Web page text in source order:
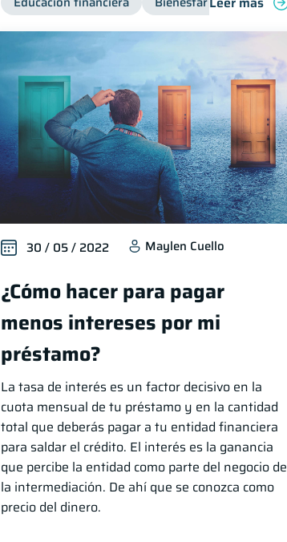
30 / 05 / 2022 Maylen Cuello
¿Cómo hacer para pagar
menos intereses por mi
préstamo?
La tasa de interés es un factor decisivo en la
cuota mensual de tu préstamo y en la cantidad
total que deberás pagar a tu entidad financiera
para saldar el crédito. El interés es la ganancia
que percibe la entidad como parte del negocio de
la intermediación. De ahí que se conozca como
precio del dinero.